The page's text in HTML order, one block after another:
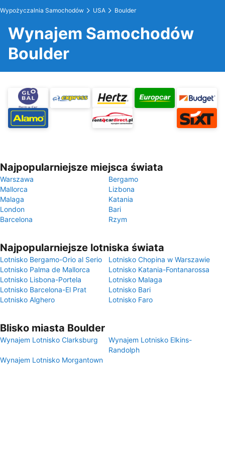
Wypożyczalnia Samochodów USA Boulder
Wynajem Samochodów
Boulder
Najpopularniejsze miejsca świata
Warszawa
Bergamo
Mallorca
Lizbona
Malaga
Katania
London
Bari
Barcelona
Rzym
Najpopularniejsze lotniska świata
Lotnisko Bergamo-Orio al Serio
Lotnisko Chopina w Warszawie
Lotnisko Palma de Mallorca
Lotnisko Katania-Fontanarossa
Lotnisko Lisbona-Portela
Lotnisko Malaga
Lotnisko Barcelona-El Prat
Lotnisko Bari
Lotnisko Alghero
Lotnisko Faro
Blisko miasta Boulder
Wynajem Lotnisko Clarksburg
Wynajem Lotnisko Elkins-
Randolph
Wynajem Lotnisko Morgantown